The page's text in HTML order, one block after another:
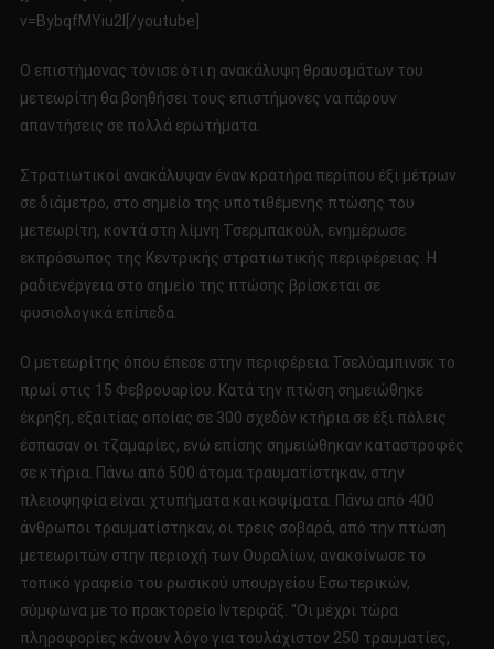
v=BybqfMYiu2I[/youtube]
Ο επιστήμονας τόνισε ότι η ανακάλυψη θραυσμάτων του
μετεωρίτη θα βοηθήσει τους επιστήμονες να πάρουν
απαντήσεις σε πολλά ερωτήματα.
Στρατιωτικοί ανακάλυψαν έναν κρατήρα περίπου έξι μέτρων
σε διάμετρο, στο σημείο της υποτιθέμενης πτώσης του
μετεωρίτη, κοντά στη λίμνη Τσερμπακούλ, ενημέρωσε
εκπρόσωπος της Κεντρικής στρατιωτικής περιφέρειας. Η
ραδιενέργεια στο σημείο της πτώσης βρίσκεται σε
φυσιολογικά επίπεδα.
Ο μετεωρίτης όπου έπεσε στην περιφέρεια Τσελύαμπινσκ το
πρωί στις 15 Φεβρουαρίου. Κατά την πτώση σημειώθηκε
έκρηξη, εξαιτίας οποίας σε 300 σχεδόν κτήρια σε έξι πόλεις
έσπασαν οι τζαμαρίες, ενώ επίσης σημειώθηκαν καταστροφές
σε κτήρια. Πάνω από 500 άτομα τραυματίστηκαν, στην
πλειοψηφία είναι χτυπήματα και κοψίματα. Πάνω από 400
άνθρωποι τραυματίστηκαν, οι τρεις σοβαρά, από την πτώση
μετεωριτών στην περιοχή των Ουραλίων, ανακοίνωσε το
τοπικό γραφείο του ρωσικού υπουργείου Εσωτερικών,
σύμφωνα με το πρακτορείο Ιντερφάξ. “Οι μέχρι τώρα
πληροφορίες κάνουν λόγο για τουλάχιστον 250 τραυματίες,